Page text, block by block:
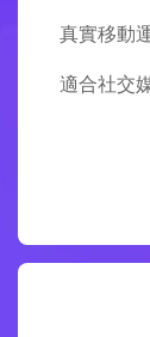
真實移動
適合社交